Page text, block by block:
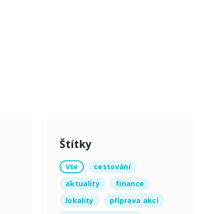
Štítky
Vše
cestování
aktuality
finance
lokality
příprava akcí